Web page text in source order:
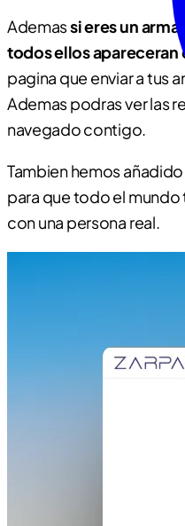
Ademassi eres un
todos ellos apareceran
pagina que enviar a tus
Ademas podras ver las
navegado contigo.
Tambien hemos
para que todo el mundo
con una persona real.